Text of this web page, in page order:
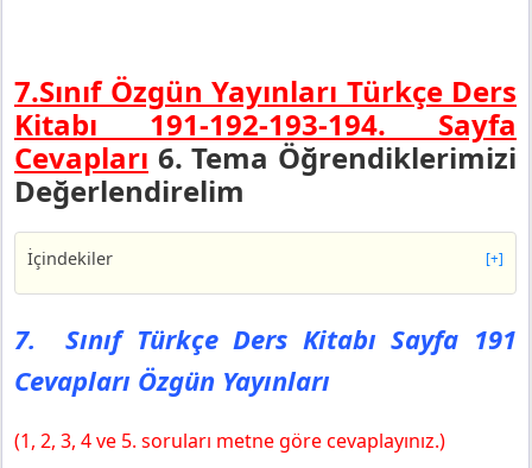
7.Sınıf Özgün Yayınları Türkçe Ders
Kitabı 191-192-193-194. Sayfa
Cevapları 6. Tema Öğrendiklerimizi
Değerlendirelim
İçindekiler [+]
7. Sınıf Türkçe Ders Kitabı Sayfa 191 Cevapları Özgün
Yayınları
7. Sınıf Türkçe Ders Kitabı Sayfa 192 Cevapları Özgün
Yayınları
Yayınları
7. Sınıf Türkçe Ders Kitabı Sayfa 191
Cevapları Özgün Yayınları
(1, 2, 3, 4 ve 5. soruları metne göre cevaplayınız.)